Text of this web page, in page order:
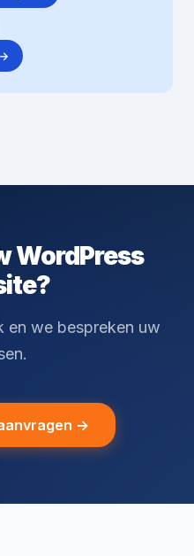
WordPress
en we bespreken uw
→